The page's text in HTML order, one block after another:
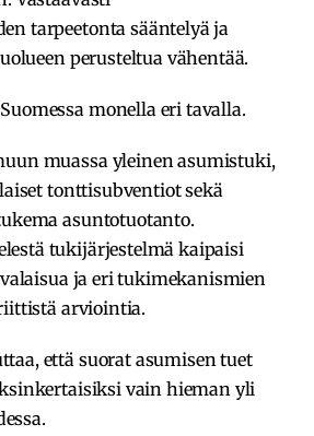
tarpeetonta sääntelyä ja
perusteltua vähentää.
monella eri tavalla.
muassa yleinen asumistuki,
tonttisubventiot sekä
asuntotuotanto.
tukijärjestelmä kaipaisi
ja eri tukimekanismien
arviointia.
että suorat asumisen tuet
vain hieman yli